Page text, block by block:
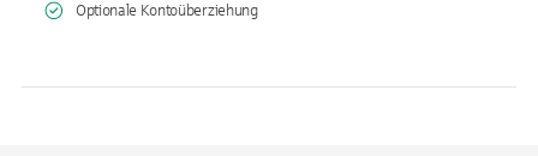
Optionale Kontoüberziehung